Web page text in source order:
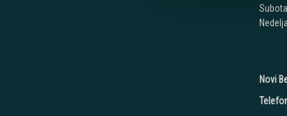
Novi